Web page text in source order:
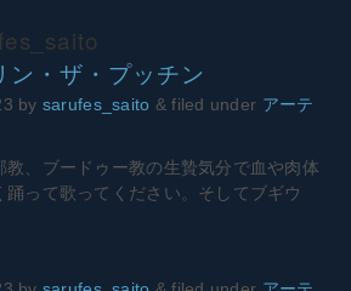
ン・ザ・プッチン
by sarufes_saito &filed under アーテ
教、ブードゥー教の生贄気分で血や肉体
って歌ってください。そしてブギウ